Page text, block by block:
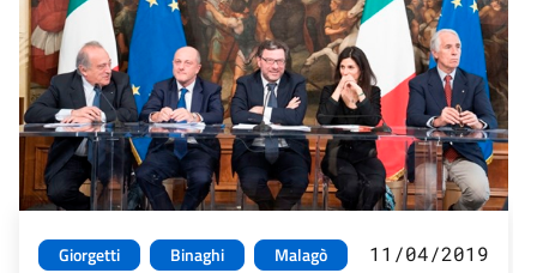
Giorgetti Binaghi Malagò 11/04/2019